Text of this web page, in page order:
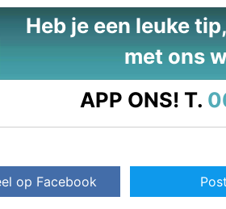
Heb je een leuke
met ons
APP ONS! T.
op Facebook